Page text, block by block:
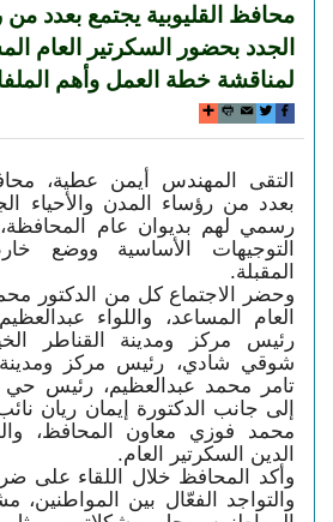
محافظ القليوبية يجتمع بعدد
الجدد بحضور السكرتير العام
لمناقشة خطة العمل وأهم
التقى المهندس أيمن عطية،
بعدد من رؤساء المدن والأحياء
رسمي لهم بديوان عام
التوجيهات الأساسية ووضع
المقبلة.
وحضر الاجتماع كل من الدكتور
العام المساعد، واللواء
رئيس مركز ومدينة القناطر
شوقي شادي، رئيس مركز ومدينة
تامر محمد عبدالعظيم، رئيس
إلى جانب الدكتورة إيمان ريان
محمد فوزي معاون المحافظ،
الدين السكرتير العام.
وأكد المحافظ خلال اللقاء على
والتواجد الفعّال بين